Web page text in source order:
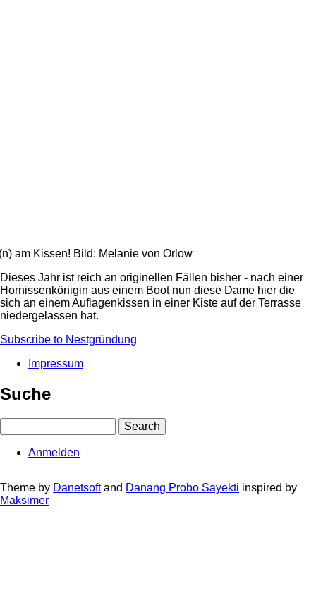
am Kissen! Bild: Melanie von Orlow
Dieses Jahr ist reich an originellen Fällen bisher - nach einer
Hornissenkönigin aus einem Boot nun diese Dame hier die
sich an einem Auflagenkissen in einer Kiste auf der Terrasse
niedergelassen hat.
Subscribe to Nestgründung
Impressum
Suche
account
menu
Anmelden
Theme by Danetsoftand Danang Probo Sayekti inspired by
Maksimer